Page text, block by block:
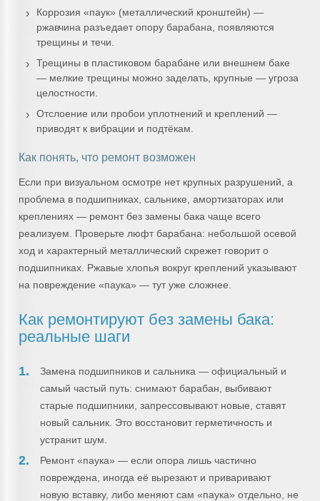
Коррозия «паук» (металлический кронштейн) —
ржавчина разъедает опору барабана, появляются
трещины и течи.
Трещины в пластиковом барабане или внешнем баке
— мелкие трещины можно заделать, крупные — угроза
целостности.
Отслоение или пробои уплотнений и креплений —
приводят к вибрации и подтёкам.
Как понять, что ремонт возможен
Если при визуальном осмотре нет крупных разрушений, а
проблема в подшипниках, сальнике, амортизаторах или
креплениях — ремонт без замены бака чаще всего
реализуем. Проверьте люфт барабана: небольшой осевой
ход и характерный металлический скрежет говорит о
подшипниках. Ржавые хлопья вокруг креплений указывают
на повреждение «паука» — тут уже сложнее.
Как ремонтируют без замены бака:
реальные шаги
Замена подшипников и сальника — официальный и
самый частый путь: снимают барабан, выбивают
старые подшипники, запрессовывают новые, ставят
новый сальник. Это восстановит герметичность и
устранит шум.
Ремонт «паука» — если опора лишь частично
повреждена, иногда её вырезают и приваривают
новую вставку, либо меняют сам «паука» отдельно, не